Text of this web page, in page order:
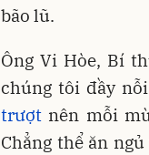
bão lũ.
Ông Vi Hòe, Bí
chúng tôi đầy
trượt nên mỗi
Chẳng thể ăn